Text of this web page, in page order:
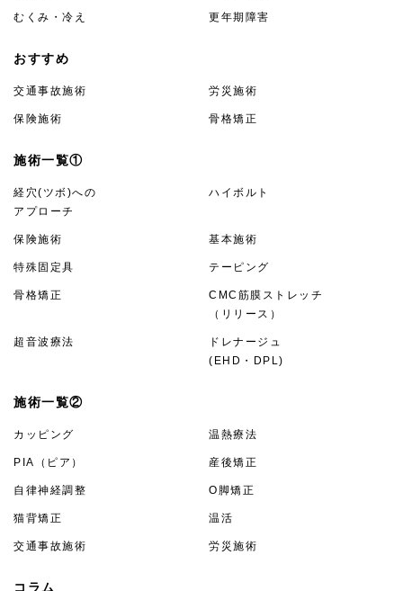
むくみ・冷え 更年期障害
おすすめ
交通事故施術 労災施術
保険施術 骨格矯正
施術一覧①
経穴(ツボ)への
アプローチ
ハイボルト
保険施術 基本施術
特殊固定具 テーピング
骨格矯正
CMC筋膜ストレッチ
（リリース）
超音波療法
ドレナージュ
(EHD・DPL)
施術一覧②
カッピング 温熱療法
PIA（ピア） 産後矯正
自律神経調整 O脚矯正
猫背矯正 温活
交通事故施術 労災施術
コラム